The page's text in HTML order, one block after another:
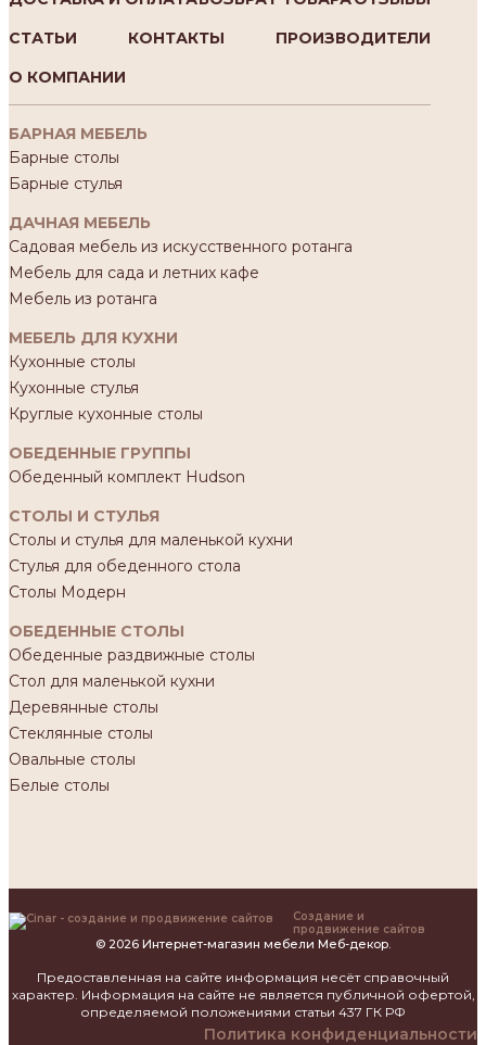
СТАТЬИ
КОНТАКТЫ
ПРОИЗВОДИТЕЛИ
О КОМПАНИИ
БАРНАЯ МЕБЕЛЬ
Барные столы
Барные стулья
ДАЧНАЯ МЕБЕЛЬ
Садовая мебель из искусственного ротанга
Мебель для сада и летних кафе
Мебель из ротанга
МЕБЕЛЬ ДЛЯ КУХНИ
Кухонные столы
Кухонные стулья
Круглые кухонные столы
ОБЕДЕННЫЕ ГРУППЫ
Обеденный комплект Hudson
СТОЛЫ И СТУЛЬЯ
Столы и стулья для маленькой кухни
Стулья для обеденного стола
Столы Модерн
ОБЕДЕННЫЕ СТОЛЫ
Обеденные раздвижные столы
Стол для маленькой кухни
Деревянные столы
Стеклянные столы
Овальные столы
Белые столы
Создание и
продвижение сайтов
© 2026 Интернет-магазин мебели Меб-декор.
Предоставленная на сайте информация несёт справочный
характер. Информация на сайте не является публичной офертой,
определяемой положениями статьи 437 ГК РФ
Политика конфиденциальности